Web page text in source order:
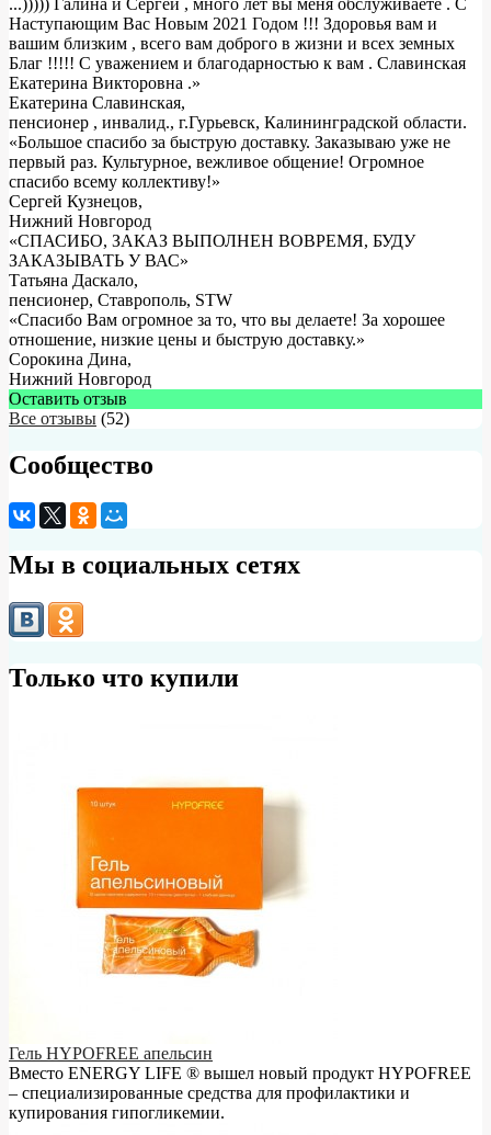
...))))) Галина и Сергей , много лет вы меня обслуживаете . С
Наступающим Вас Новым 2021 Годом !!! Здоровья вам и
вашим близким , всего вам доброго в жизни и всех земных
Благ !!!!! С уважением и благодарностью к вам . Славинская
Екатерина Викторовна .»
Екатерина Славинская,
пенсионер , инвалид., г.Гурьевск, Калининградской области.
«Большое спасибо за быструю доставку. Заказываю уже не
первый раз. Культурное, вежливое общение! Огромное
спасибо всему коллективу!»
Сергей Кузнецов,
Нижний Новгород
«СПАСИБО, ЗАКАЗ ВЫПОЛНЕН ВОВРЕМЯ, БУДУ
ЗАКАЗЫВАТЬ У ВАС»
Татьяна Даскало,
пенсионер, Ставрополь, STW
«Спасибо Вам огромное за то, что вы делаете! За хорошее
отношение, низкие цены и быструю доставку.»
Сорокина Дина,
Нижний Новгород
Оставить отзыв
Все отзывы (52)
Сообщество
Мы в социальных сетях
Только что купили
Гель HYPOFREE апельсин
Вместо ENERGY LIFE ® вышел новый продукт HYPOFREE
– cпециализированные средства для профилактики и
купирования гипогликемии.